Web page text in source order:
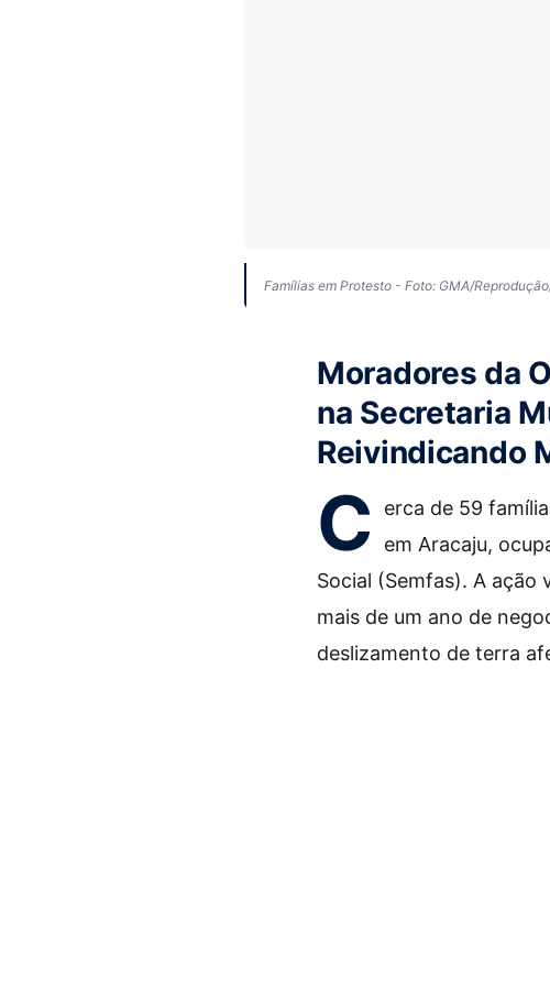
Famílias em Protesto - Foto: GMA/
Moradores da
na Secretaria
Reivindicando
C
erca de 59
em Aracaju,
Social (Semfas). A ação
mais de um ano de
deslizamento de terra